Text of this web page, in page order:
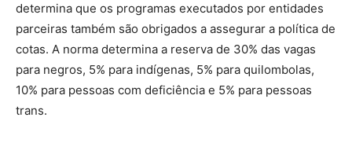
determina que os programas executados por entidades
parceiras também são obrigados a assegurar a política de
cotas. A norma determina a reserva de 30% das vagas
para negros, 5% para indígenas, 5% para quilombolas,
10% para pessoas com deficiência e 5% para pessoas
trans.